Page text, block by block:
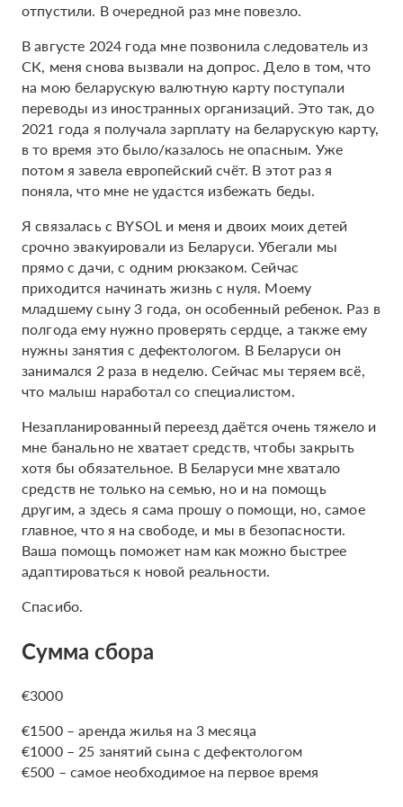
отпустили. В очередной раз мне повезло.
В августе 2024 года мне позвонила следователь из
СК, меня снова вызвали на допрос. Дело в том, что
на мою беларускую валютную карту поступали
переводы из иностранных организаций. Это так, до
2021 года я получала зарплату на беларускую карту,
в то время это было/казалось не опасным. Уже
потом я завела европейский счёт. В этот раз я
поняла, что мне не удастся избежать беды.
Я связалась с BYSOL и меня и двоих моих детей
срочно эвакуировали из Беларуси. Убегали мы
прямо с дачи, с одним рюкзаком. Сейчас
приходится начинать жизнь с нуля. Моему
младшему сыну 3 года, он особенный ребенок. Раз в
полгода ему нужно проверять сердце, а также ему
нужны занятия с дефектологом. В Беларуси он
занимался 2 раза в неделю. Сейчас мы теряем всё,
что малыш наработал со специалистом.
Незапланированный переезд даётся очень тяжело и
мне банально не хватает средств, чтобы закрыть
хотя бы обязательное. В Беларуси мне хватало
средств не только на семью, но и на помощь
другим, а здесь я сама прошу о помощи, но, самое
главное, что я на свободе, и мы в безопасности.
Ваша помощь поможет нам как можно быстрее
адаптироваться к новой реальности.
Спасибо.
Сумма сбора
€3000
€1500 – аренда жилья на 3 месяца
€1000 – 25 занятий сына с дефектологом
€500 – самое необходимое на первое время